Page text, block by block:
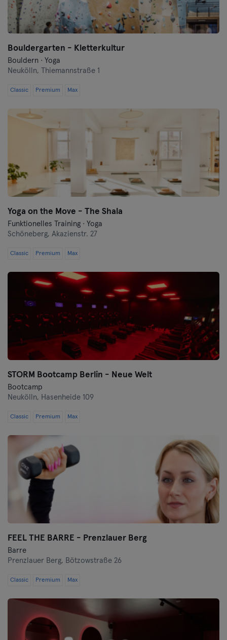
Bouldergarten - Kletterkultur
Bouldern · Yoga
Neukölln,
Thiemannstraße 1
Classic Premium Max
Yoga on the Move - The Shala
Funktionelles Training · Yoga
Schöneberg, Akazienstr. 27
Classic Premium Max
STORM Bootcamp Berlin - Neue Welt
Bootcamp
Neukölln, Hasenheide 109
Classic Premium Max
FEEL THE BARRE - Prenzlauer Berg
Barre
Prenzlauer Berg, Bötzowstraße 26
Classic Premium Max